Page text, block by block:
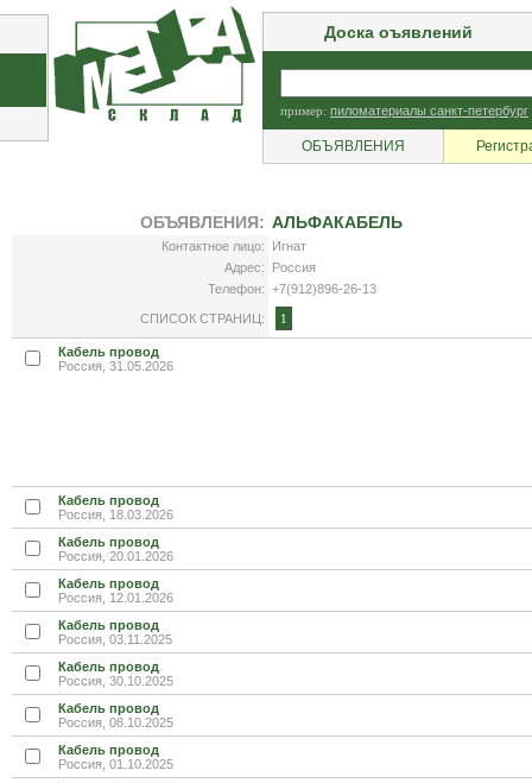
Доска оъявлений
пример: пиломатериалы санкт-петербург
ОБЪЯВЛЕНИЯ
ОБЪЯВЛЕНИЯ: АЛЬФАКАБЕЛЬ
Контактное лицо:
Игнат
Адрес:
Россия
Телефон: +7(912)896-26-13
СПИСОК СТРАНИЦ: 1
Кабель провод
Россия, 31.05.2026
Кабель провод
Россия, 18.03.2026
Кабель провод
Россия, 20.01.2026
Кабель провод
Россия, 12.01.2026
Кабель провод
Россия, 03.11.2025
Кабель провод
Россия, 30.10.2025
Кабель провод
Россия, 08.10.2025
Кабель провод
Россия, 01.10.2025